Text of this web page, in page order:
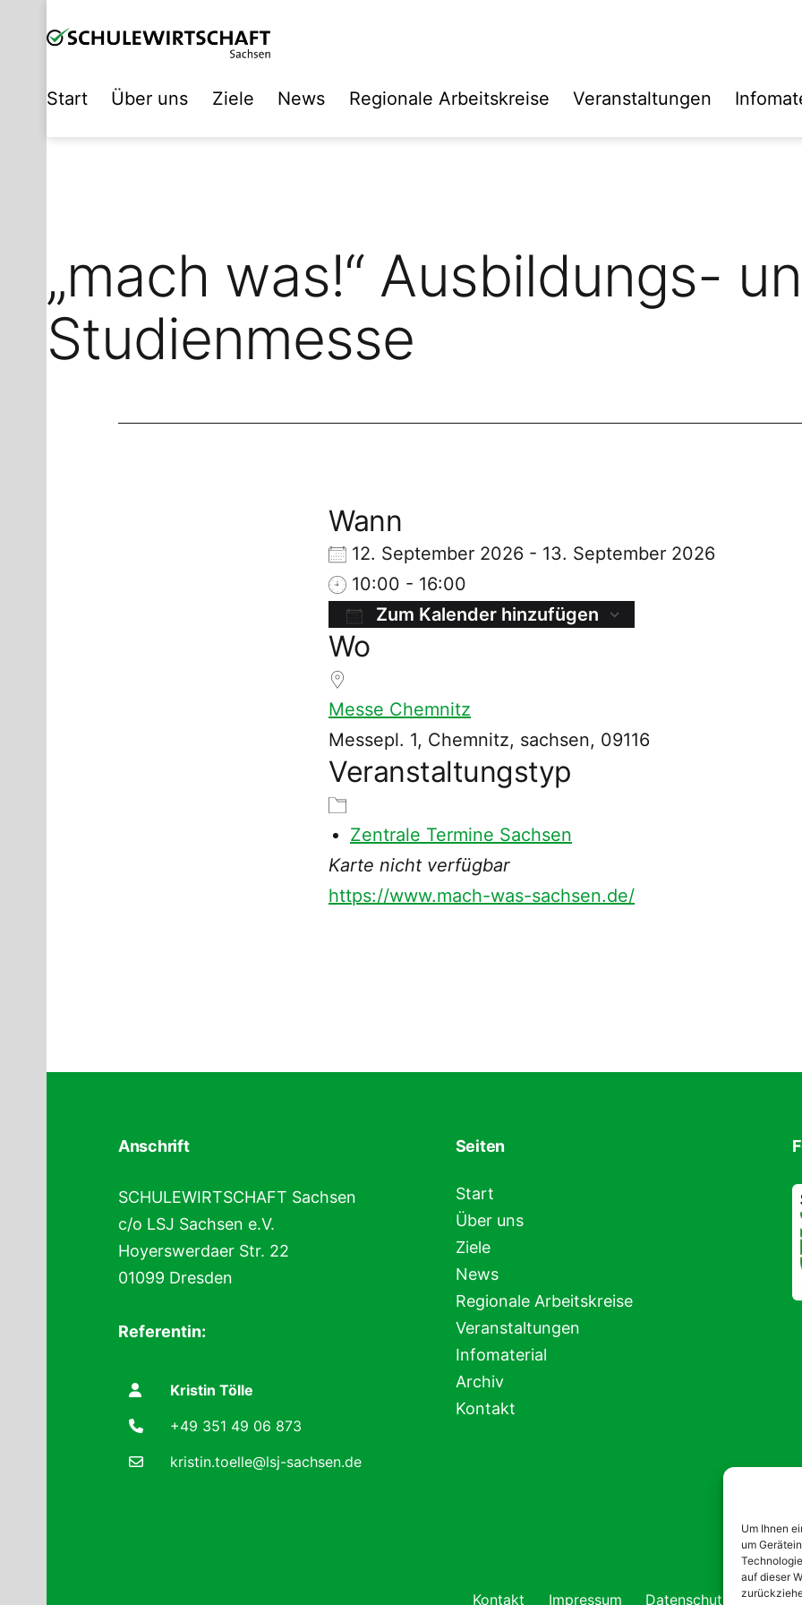
Um Ihnen
um
auf dieser
Inhalt
SCHULEWIRTSCHAFT
Start Über uns Ziele News Regionale Arbeitskreise Veranstaltungen
„mach was!“ Ausbildungs-
Studienmesse
Wann
12. September 2026 - 13. September 2026
10:00 - 16:00
Zum Kalender hinzufügen
ICS herunterladen
Wo
Messe Chemnitz
Messepl. 1, Chemnitz, sachsen, 09116
Veranstaltungstyp
Zentrale Termine Sachsen
Karte nicht verfügbar
https://www.mach-was-sachsen.de/
Anschrift
SCHULEWIRTSCHAFT Sachsen
c/o LSJ Sachsen e.V.
Hoyerswerdaer Str. 22
01099 Dresden
Referentin:
Kristin Tölle
+49 351 49 06 873
kristin.toelle@lsj-sachsen.de
Seiten
Start
Über uns
Ziele
News
Regionale Arbeitskreise
Veranstaltungen
Infomaterial
Archiv
Kontakt
Kontakt Impressum Datenschutz